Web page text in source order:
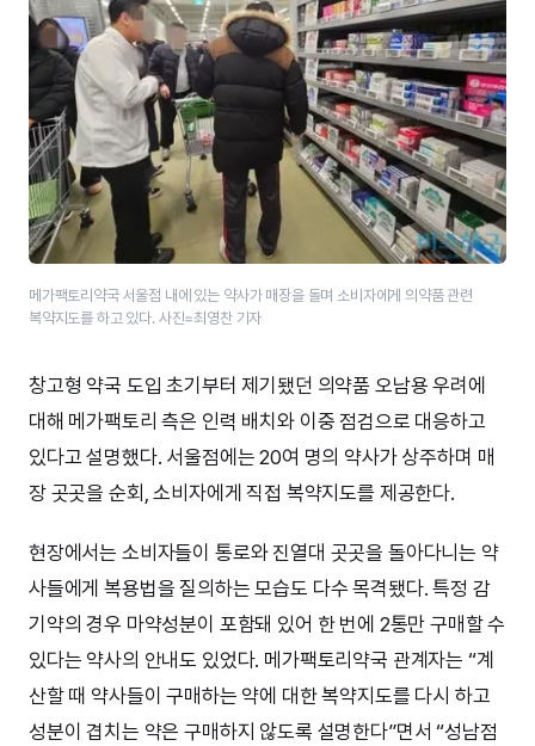
메가팩토리약국 서울점 내에 있는 약사가 매장을 돌며 소비자에게 의약품 관련
복약지도를 하고 있다. 사진=최영찬 기자
창고형 약국 도입 초기부터 제기됐던 의약품 오남용 우려에
대해 메가팩토리 측은 인력 배치와 이중 점검으로 대응하고
있다고 설명했다. 서울점에는 20여 명의 약사가 상주하며 매
장 곳곳을 순회, 소비자에게 직접 복약지도를 제공한다.
현장에서는 소비자들이 통로와 진열대 곳곳을 돌아다니는 약
사들에게 복용법을 질의하는 모습도 다수 목격됐다. 특정 감
기약의 경우 마약성분이 포함돼 있어 한 번에 2통만 구매할 수
있다는 약사의 안내도 있었다. 메가팩토리약국 관계자는 “계
산할 때 약사들이 구매하는 약에 대한 복약지도를 다시 하고
성분이 겹치는 약은 구매하지 않도록 설명한다”면서 “성남점